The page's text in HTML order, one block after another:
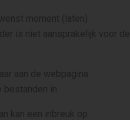
moment (laten)
is niet aansprakelijk voor de
aan de webpagina
in.
kan een inbreuk op